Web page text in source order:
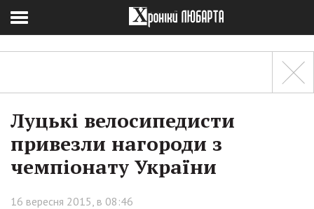
Луцькі велосипедисти
привезли нагороди з
чемпіонату України
16 вересня 2015, в 08:46